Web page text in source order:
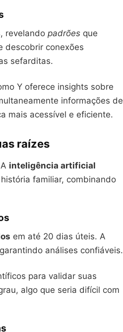
revelando padrões que
descobrir conexões
sefarditas.
Y oferece insights sobre
informações de
mais acessível e eficiente.
raízes
inteligência artificial
familiar, combinando
em até 20 dias úteis. A
análises confiáveis.
para validar suas
algo que seria difícil com